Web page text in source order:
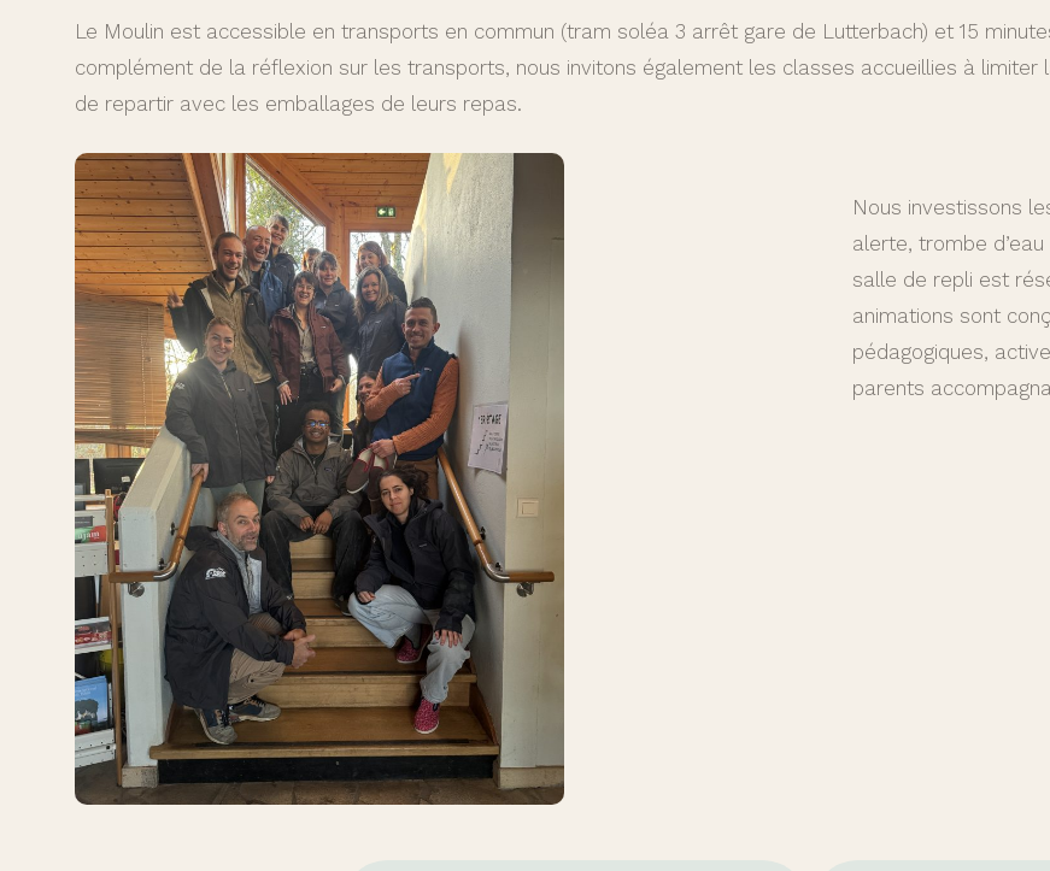
Le Moulin est accessible en transports en commun (tram soléa 3 arrêt gare de Lutterbach) et 15
complément de la réflexion sur les transports, nous invitons également les classes accueillies à
de repartir avec les emballages de leurs repas.
Nous investissons
alerte, trombe
salle de repli est
animations sont
pédagogiques,
parents